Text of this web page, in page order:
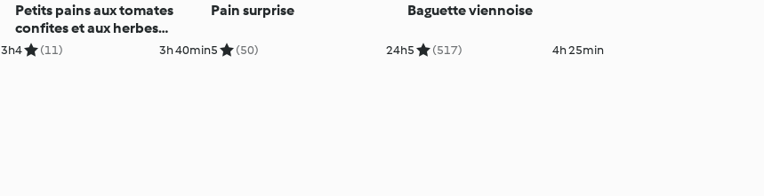
3h
Petits pains aux tomates
confites et aux herbes
aromatiques
4 (11) 3h 40min
Pain surprise
5 (50) 24h
Baguette viennoise
5 (517) 4h 25min